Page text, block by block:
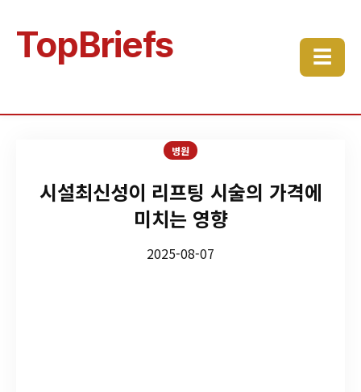
TopBriefs ☰
병원
시설최신성이 리프팅 시술의 가격에
미치는 영향
2025-08-07